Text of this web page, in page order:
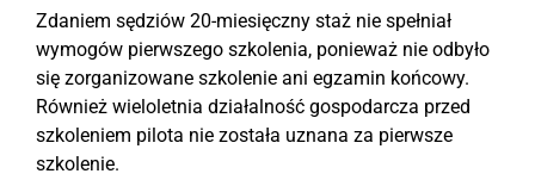
Zdaniem sędziów 20-miesięczny staż nie spełniał
wymogów pierwszego szkolenia, ponieważ nie odbyło
się zorganizowane szkolenie ani egzamin końcowy.
Również wieloletnia działalność gospodarcza przed
szkoleniem pilota nie została uznana za pierwsze
szkolenie.